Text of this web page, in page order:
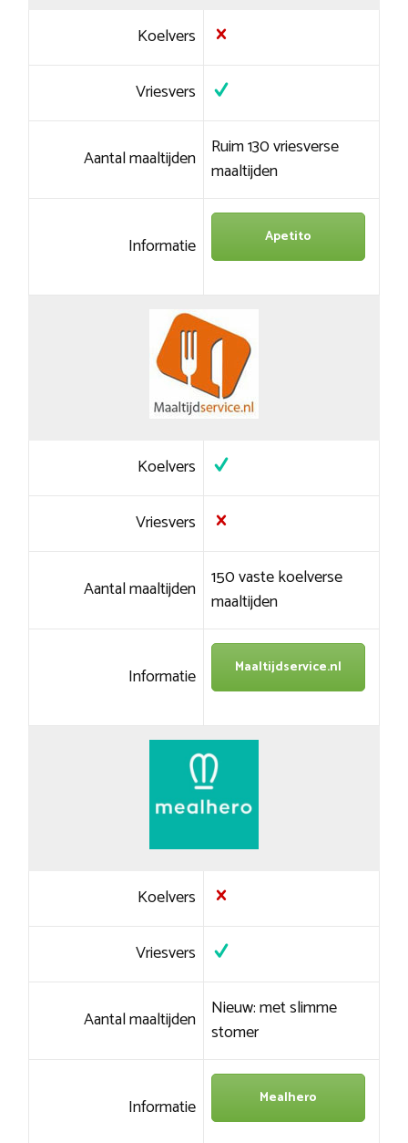
Koelvers
Vriesvers
Aantal maaltijden Ruim 130 vriesverse
maaltijden
Informatie Apetito
Koelvers
Vriesvers
Aantal maaltijden 150 vaste koelverse
maaltijden
Informatie Maaltijdservice.nl
Koelvers
Vriesvers
Aantal maaltijden Nieuw: met slimme
stomer
Informatie Mealhero